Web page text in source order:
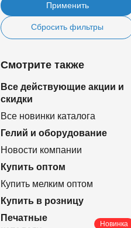
Применить
Сбросить фильтры
Смотрите также
Все действующие акции и
скидки
Все новинки каталога
Гелий и оборудование
Новости компании
Купить оптом
Купить мелким оптом
Купить в розницу
Печатные
Новинка